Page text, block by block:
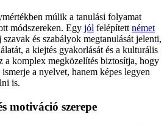
múlik a tanulási folyamat
módszereken. Egy jól felépítettnémet
és szabályok megtanulását jelenti,
a kiejtés gyakorlását és a kulturális
a komplex megközelítés biztosítja, hogy
a nyelvet, hanem képes legyen
is.
motiváció szerepe